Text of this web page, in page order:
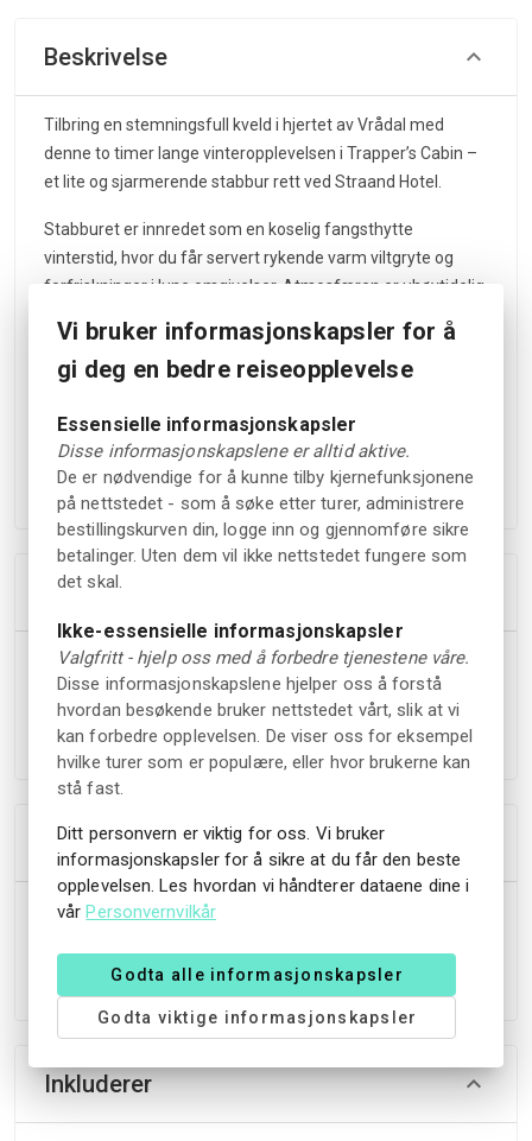
Beskrivelse
Tilbring en stemningsfull kveld i hjertet av Vrådal med
denne to timer lange vinteropplevelsen i Trapper’s Cabin –
et lite og sjarmerende stabbur rett ved Straand Hotel.
Stabburet er innredet som en koselig fangsthytte
vinterstid, hvor du får servert rykende varm viltgryte og
forfriskninger i lune omgivelser. Atmosfæren er uhøytidelig
i vinterlandskapet.
varmt i koppen mens stemningen bygger seg opp. Dette er
en enkel og hyggelig måte å avslutte dagen på – enten du
reiser alene, som par eller i en liten gruppe.
Høydepunkter
Viltgryte servert i et stemningsfullt, vinterpyntet
stabbur
Bålpanne og varm drikke før middag
Rett ved Straand Hotel med enkelt oppmøtested
Tillegg
Tilbys tirsdager i vintersesongen. Oppmøte i resepsjonen
halvpensjon er det et tillegg på 200 kr.
Inkluderer
Vi bruker informasjonskapsler for å
gi deg en bedre reiseopplevelse
Essensielle informasjonskapsler
Disse informasjonskapslene er alltid aktive.
De er nødvendige for å kunne tilby kjernefunksjonene
på nettstedet - som å søke etter turer, administrere
bestillingskurven din, logge inn og gjennomføre sikre
betalinger. Uten dem vil ikke nettstedet fungere som
det skal.
Ikke-essensielle informasjonskapsler
Valgfritt - hjelp oss med å forbedre tjenestene våre.
Disse informasjonskapslene hjelper oss å forstå
hvordan besøkende bruker nettstedet vårt, slik at vi
kan forbedre opplevelsen. De viser oss for eksempel
hvilke turer som er populære, eller hvor brukerne kan
stå fast.
Ditt personvern er viktig for oss. Vi bruker
informasjonskapsler for å sikre at du får den beste
opplevelsen. Les hvordan vi håndterer dataene dine i
vårPersonvernvilkår
Godta alle informasjonskapsler
Godta viktige informasjonskapsler